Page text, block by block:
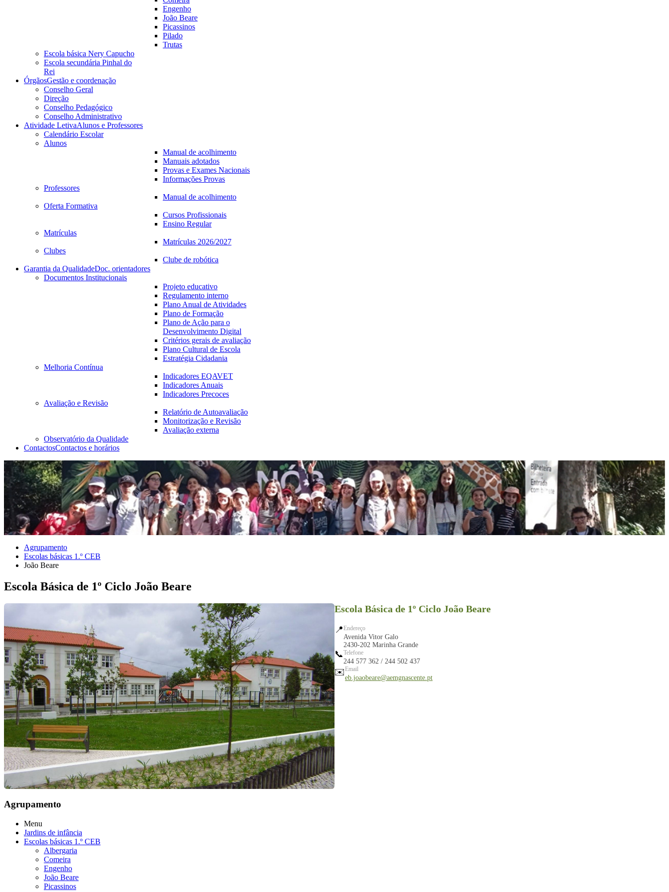
Engenho
João Beare
Picassinos
Pilado
Trutas
Escola básica Nery Capucho
Escola secundária Pinhal do
Rei
ÓrgãosGestão e coordenação
Conselho Geral
Direção
Conselho Pedagógico
Conselho Administrativo
Atividade LetivaAlunos e Professores
Calendário Escolar
Alunos
Manual de acolhimento
Manuais adotados
Provas e Exames Nacionais
Informações Provas
Professores
Manual de acolhimento
Oferta Formativa
Cursos Profissionais
Ensino Regular
Matrículas
Matrículas 2026/2027
Clubes
Clube de robótica
Garantia da QualidadeDoc. orientadores
Documentos Institucionais
Projeto educativo
Regulamento interno
Plano Anual de Atividades
Plano de Formação
Plano de Ação para o
Desenvolvimento Digital
Critérios gerais de avaliação
Plano Cultural de Escola
Estratégia Cidadania
Melhoria Contínua
Indicadores EQAVET
Indicadores Anuais
Indicadores Precoces
Avaliação e Revisão
Relatório de Autoavaliação
Monitorização e Revisão
Avaliação externa
Observatório da Qualidade
ContactosContactos e horários
Agrupamento
Escolas básicas 1.º CEB
João Beare
Escola Básica de 1º Ciclo João Beare
Escola Básica de 1º Ciclo João Beare
📍Endereço
Avenida Vitor Galo
2430-202 Marinha Grande
📞Telefone
244 577 362 / 244 502 437
✉️Email
eb.joaobeare@aemgnascente.pt
Agrupamento
Menu
Jardins de infância
Escolas básicas 1.º CEB
Albergaria
Comeira
Engenho
João Beare
Picassinos